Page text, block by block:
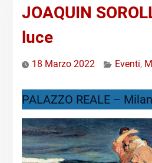
JOAQUIN
luce
18 Marzo 2022 Eventi,
PALAZZO REALE –